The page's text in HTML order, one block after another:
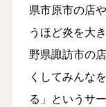
県市原市の店
うほど炎を大
野県諏訪市の
くしてみんな
る」というサ